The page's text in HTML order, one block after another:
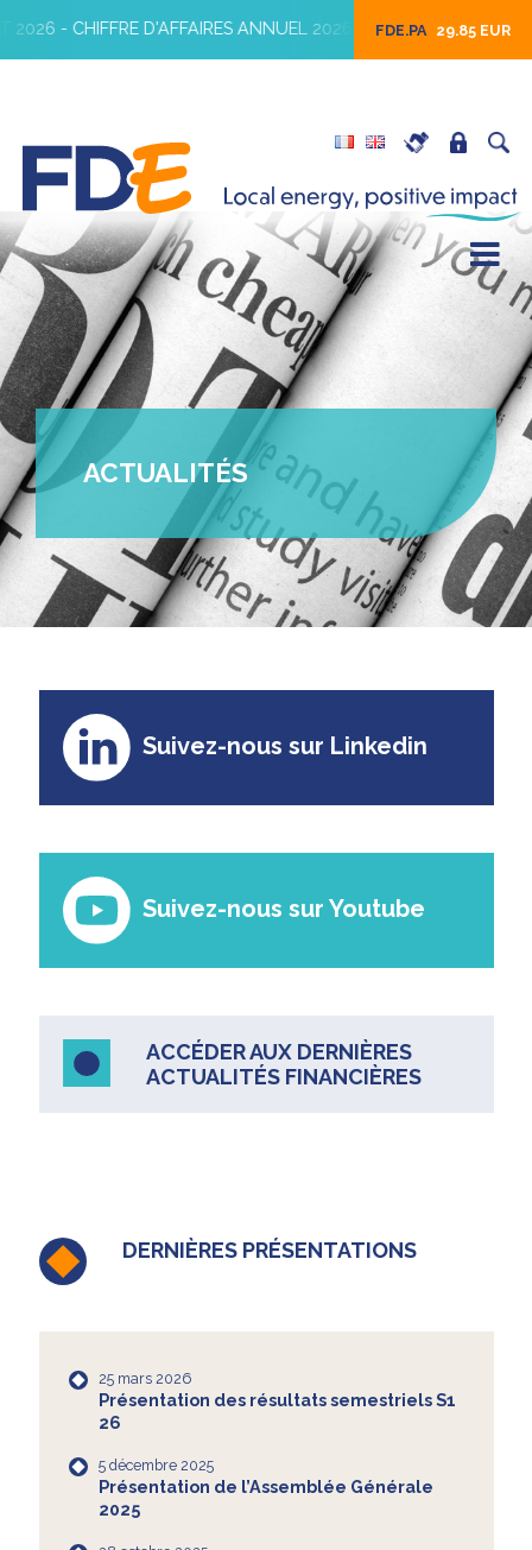
CHIFFRE D'AFFAIRES ANNUEL 2026 16 JUILLET 2026 -
FDE.PA 29.85 EUR
ACTUALITÉS
Suivez-nous sur Linkedin
Suivez-nous sur Youtube
ACCÉDER AUX DERNIÈRES
ACTUALITÉS FINANCIÈRES
DERNIÈRES PRÉSENTATIONS
25 mars 2026
Présentation des résultats semestriels S1
26
5 décembre 2025
Présentation de l’Assemblée Générale
2025